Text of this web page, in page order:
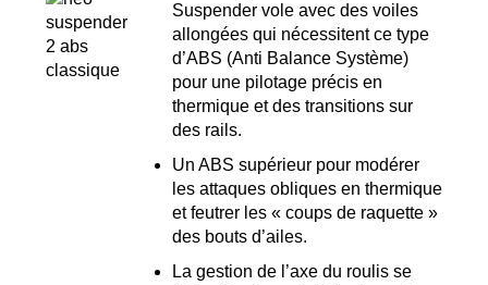
Suspender vole avec des voiles
allongées qui nécessitent ce type
d’ABS (Anti Balance Système)
pour une pilotage précis en
thermique et des transitions sur
des rails.
Un ABS supérieur pour modérer
les attaques obliques en thermique
et feutrer les « coups de raquette »
des bouts d’ailes.
La gestion de l’axe du roulis se